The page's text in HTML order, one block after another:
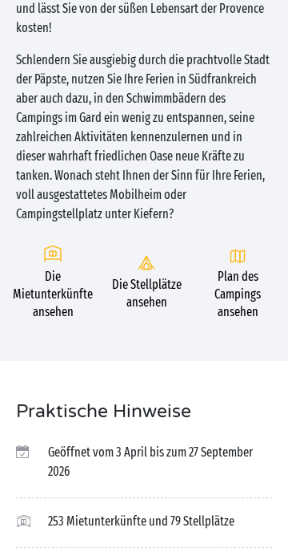
und lässt Sie von der süßen Lebensart der Provence
kosten!
Schlendern Sie ausgiebig durch die prachtvolle Stadt
der Päpste, nutzen Sie Ihre Ferien in Südfrankreich
aber auch dazu, in den Schwimmbädern des
Campings im Gard ein wenig zu entspannen, seine
zahlreichen Aktivitäten kennenzulernen und in
dieser wahrhaft friedlichen Oase neue Kräfte zu
tanken. Wonach steht Ihnen der Sinn für Ihre Ferien,
voll ausgestattetes Mobilheim oder
Campingstellplatz unter Kiefern?
Die
Mietunterkünfte
ansehen
Die Stellplätze
ansehen
Plan des
Campings
ansehen
Praktische Hinweise
Geöffnet vom 3 April bis zum 27 September
2026
253 Mietunterkünfte und 79 Stellplätze